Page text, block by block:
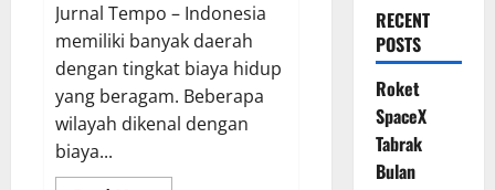
Jurnal Tempo – Indonesia
memiliki banyak daerah
dengan tingkat biaya hidup
yang beragam. Beberapa
wilayah dikenal dengan
biaya...
RECENT
POSTS
Roket
SpaceX
Tabrak
Bulan